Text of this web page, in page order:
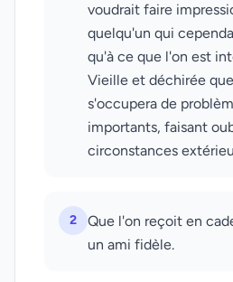
voudrait faire
quelqu'un qui
qu'à ce que l'on est
Vieille et déchirée
s'occupera de
importants, faisant
circonstances
2
Que l'on reçoit en
un ami fidèle.